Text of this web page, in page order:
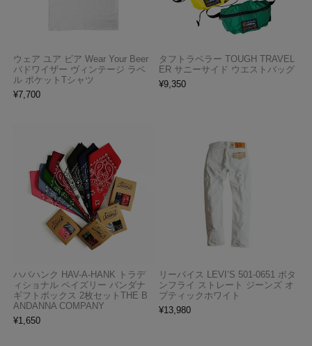
ウェア ユア ビア Wear Your Beer
バドワイザー ヴィンテージ ラベ
ル ポケットTシャツ
¥7,700
タフトラベラー TOUGH TRAVEL
ER サニーサイド ウエストバッグ
¥9,350
ハバハンク HAV-A-HANK トラデ
ィショナル ペイズリー バンダナ
ギフトボックス 2枚セットTHE B
ANDANNA COMPANY
¥1,650
リーバイス LEVI’S 501-0651 ボタ
ンフライ ストレート ジーンズ オ
プティックホワイト
¥13,980